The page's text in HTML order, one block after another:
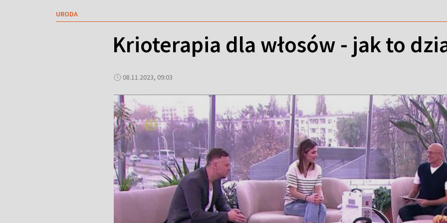
URODA
Krioterapia dla włosów - jak to
08.11.2023, 09:03